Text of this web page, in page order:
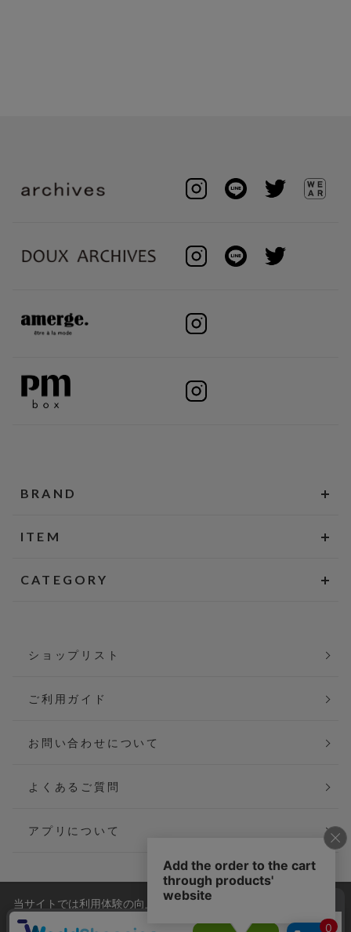
BRAND
ITEM
CATEGORY
ショップリスト
ご利用ガイド
お問い合わせについて
よくあるご質問
アプリについて
会社概要
当サイトでは利用体験の向上およびコンテンツの最適な提供、ト
ラフィックの分析を目的としてCookieを使用しています。